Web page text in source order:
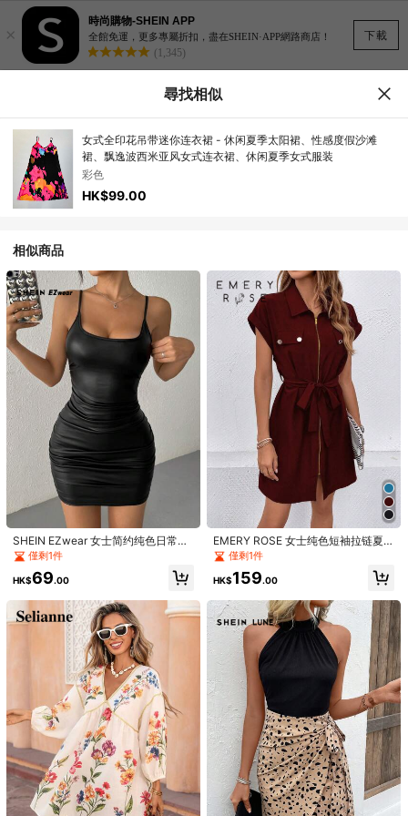
下載
×
時尚購物-SHEIN APP
全館免運，更多專屬折扣，盡在SHEIN·APP網路商店！
(1,345)
1/2
99 .00
女式全印花吊带迷你连衣裙 - 休闲夏季太阳裙、性感度
假沙滩裙、飘逸波西米亚风女式连衣裙、休闲夏季
女式服装
5.00(8)
尺寸: US Standard
4(S) 6(M) 8/10 (L) 12(XL) 14(XXL)
尋找相似
女式全印花吊带迷你连衣裙 - 休闲夏季太阳裙、性感度假沙滩
裙、飘逸波西米亚风女式连衣裙、休闲夏季女式服装
彩色
HK$99.00
相似商品
SHEIN EZwear 女士简约纯色日常黑
色 PU 侧开衩吊带裙
僅剩1件
HK$69.00
EMERY ROSE 女士纯色短袖拉链夏
季连衣裙 酒红色 女装
僅剩1件
HK$159.00